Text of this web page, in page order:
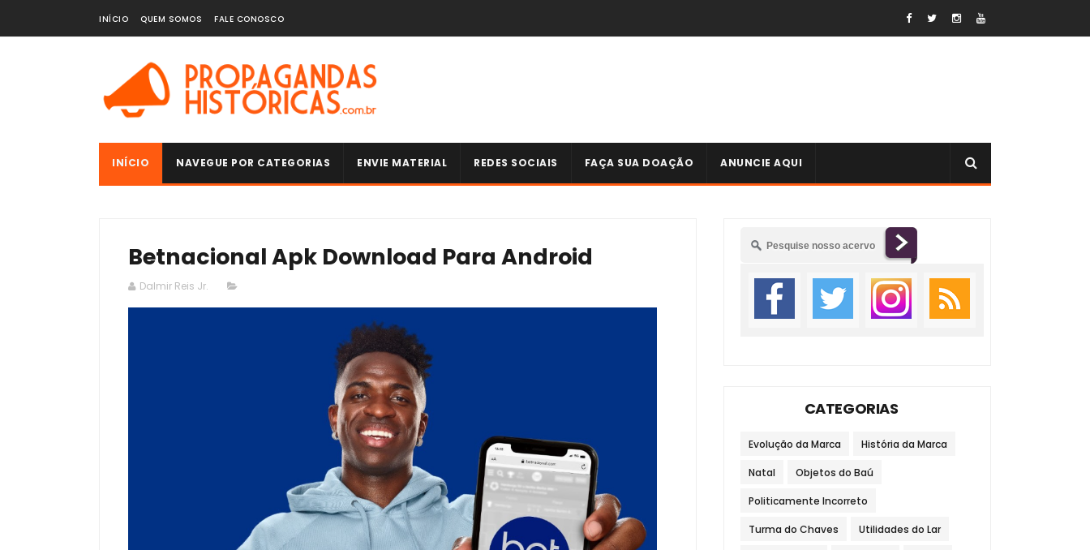
INÍCIO QUEM SOMOS FALE CONOSCO
INÍCIO NAVEGUE POR CATEGORIAS ENVIE MATERIAL REDES SOCIAIS FAÇA SUA DOAÇÃO ANUNCIE AQUI
Betnacional Apk Download Para Android
Dalmir Reis Jr.
CATEGORIAS
Evolução da Marca História da Marca
Natal Objetos do Baú
Politicamente Incorreto
Turma do Chaves Utilidades do Lar